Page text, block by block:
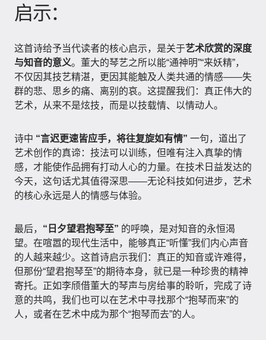
启示：
这首诗给予当代读者的核心启示，是关于艺术欣赏的深度
与知音的意义。董大的琴艺之所以能“通神明”“来妖精”，
不仅因其技艺精湛，更因其能触及人类共通的情感——失
群的悲、思乡的痛、离别的哀。这提醒我们：真正伟大的
艺术，从来不是炫技，而是以技载情、以情动人。
诗中 “言迟更速皆应手，将往复旋如有情” 一句，道出了
艺术创作的真谛：技法可以训练，但唯有注入真挚的情
感，才能使作品拥有打动人心的力量。在技术日益发达的
今天，这句话尤其值得深思——无论科技如何进步，艺术
的核心永远是人的情感与体验。
最后， “日夕望君抱琴至” 的呼唤，是对知音的永恒渴
望。在喧嚣的现代生活中，能够真正“听懂”我们内心声音
的人越来越少。这首诗启示我们：真正的知音或许难得，
但那份“望君抱琴至”的期待本身，就已是一种珍贵的精神
寄托。正如李颀借董大的琴声与房给事的聆听，完成了诗
意的共鸣，我们也可以在艺术中寻找那个“抱琴而来”的
人，或者在艺术中成为那个“抱琴而去”的人。